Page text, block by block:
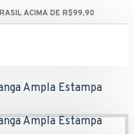
ACIMA DE R$99,90